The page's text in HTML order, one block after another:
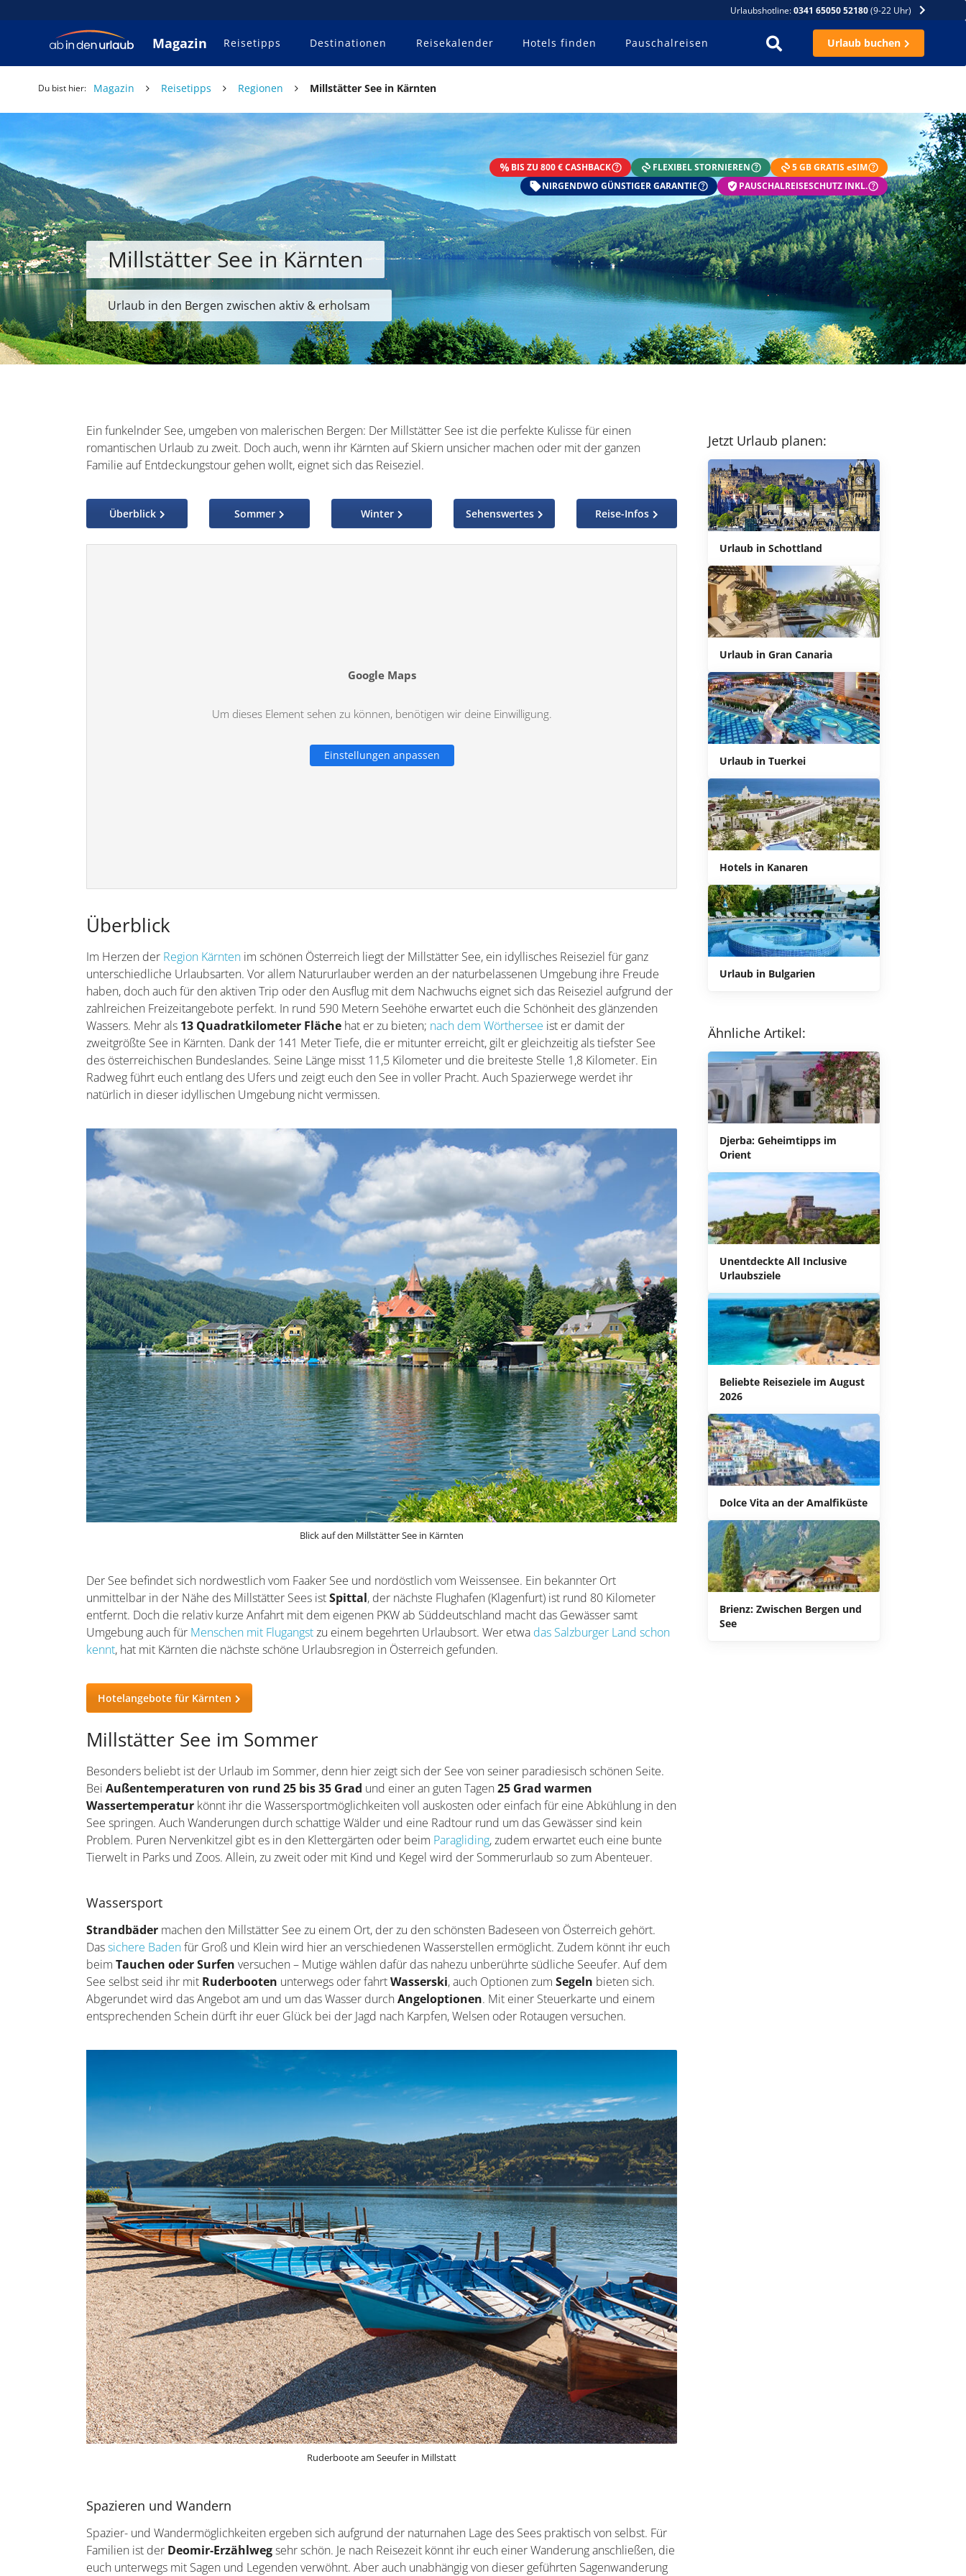
Urlaubshotline:0341 65050 52180(9-22 Uhr)
Magazin Reisetipps Destinationen Reisekalender Hotels finden Pauschalreisen Urlaub buchen
Du bist hier: Magazin Reisetipps Regionen Millstätter See in Kärnten
BIS ZU 800 € CASHBACK FLEXIBEL STORNIEREN
5 GB GRATIS eSIM
NIRGENDWO GÜNSTIGER GARANTIE
PAUSCHALREISESCHUTZ INKL.
Millstätter See in Kärnten
Urlaub in den Bergen zwischen aktiv & erholsam
Ein funkelnder See, umgeben von malerischen Bergen: Der Millstätter See ist die perfekte Kulisse für einen
romantischen Urlaub zu zweit. Doch auch, wenn ihr Kärnten auf Skiern unsicher machen oder mit der ganzen
Familie auf Entdeckungstour gehen wollt, eignet sich das Reiseziel.
Überblick Sommer Winter Sehenswertes Reise-Infos
Google Maps
Um dieses Element sehen zu können, benötigen wir deine Einwilligung.
Einstellungen anpassen
Überblick
Im Herzen der Region Kärnten im schönen Österreich liegt der Millstätter See, ein idyllisches Reiseziel für ganz
unterschiedliche Urlaubsarten. Vor allem Natururlauber werden an der naturbelassenen Umgebung ihre Freude
haben, doch auch für den aktiven Trip oder den Ausflug mit dem Nachwuchs eignet sich das Reiseziel aufgrund der
zahlreichen Freizeitangebote perfekt. In rund 590 Metern Seehöhe erwartet euch die Schönheit des glänzenden
Wassers. Mehr als 13 Quadratkilometer Fläche hat er zu bieten; nach dem Wörthersee ist er damit der
zweitgrößte See in Kärnten. Dank der 141 Meter Tiefe, die er mitunter erreicht, gilt er gleichzeitig als tiefster See
des österreichischen Bundeslandes. Seine Länge misst 11,5 Kilometer und die breiteste Stelle 1,8 Kilometer. Ein
Radweg führt euch entlang des Ufers und zeigt euch den See in voller Pracht. Auch Spazierwege werdet ihr
natürlich in dieser idyllischen Umgebung nicht vermissen.
Blick auf den Millstätter See in Kärnten
Der See befindet sich nordwestlich vom Faaker See und nordöstlich vom Weissensee. Ein bekannter Ort
unmittelbar in der Nähe des Millstätter Sees istSpittal, der nächste Flughafen (Klagenfurt) ist rund 80 Kilometer
entfernt. Doch die relativ kurze Anfahrt mit dem eigenen PKW ab Süddeutschland macht das Gewässer samt
Umgebung auch für Menschen mit Flugangstzu einem begehrten Urlaubsort. Wer etwa das Salzburger Land schon
kennt, hat mit Kärnten die nächste schöne Urlaubsregion in Österreich gefunden.
Hotelangebote für Kärnten
Millstätter See im Sommer
Besonders beliebt ist der Urlaub im Sommer, denn hier zeigt sich der See von seiner paradiesisch schönen Seite.
BeiAußentemperaturen von rund 25 bis 35 Grad und einer an guten Tagen25 Grad warmen
Wassertemperatur könnt ihr die Wassersportmöglichkeiten voll auskosten oder einfach für eine Abkühlung in den
See springen. Auch Wanderungen durch schattige Wälder und eine Radtour rund um das Gewässer sind kein
Problem. Puren Nervenkitzel gibt es in den Klettergärten oder beim Paragliding, zudem erwartet euch eine bunte
Tierwelt in Parks und Zoos. Allein, zu zweit oder mit Kind und Kegel wird der Sommerurlaub so zum Abenteuer.
Wassersport
Strandbäder machen den Millstätter See zu einem Ort, der zu den schönsten Badeseen von Österreich gehört.
Dassichere Badenfür Groß und Klein wird hier an verschiedenen Wasserstellen ermöglicht. Zudem könnt ihr euch
beimTauchen oder Surfen versuchen – Mutige wählen dafür das nahezu unberührte südliche Seeufer. Auf dem
See selbst seid ihr mit Ruderbooten unterwegs oder fahrtWasserski, auch Optionen zumSegeln bieten sich.
Abgerundet wird das Angebot am und um das Wasser durchAngeloptionen. Mit einer Steuerkarte und einem
entsprechenden Schein dürft ihr euer Glück bei der Jagd nach Karpfen, Welsen oder Rotaugen versuchen.
Ruderboote am Seeufer in Millstatt
Spazieren und Wandern
Spazier- und Wandermöglichkeiten ergeben sich aufgrund der naturnahen Lage des Sees praktisch von selbst. Für
Familien ist der Deomir-Erzählwegsehr schön. Je nach Reisezeit könnt ihr euch einer Wanderung anschließen, die
euch unterwegs mit Sagen und Legenden verwöhnt. Aber auch unabhängig von dieser geführten Sagenwanderung
Jetzt Urlaub planen:
Urlaub in Schottland
Urlaub in Gran Canaria
Urlaub in Tuerkei
Hotels in Kanaren
Urlaub in Bulgarien
Ähnliche Artikel:
Djerba: Geheimtipps im
Orient
Unentdeckte All Inclusive
Urlaubsziele
Beliebte Reiseziele im August
2026
Dolce Vita an der Amalfiküste
Brienz: Zwischen Bergen und
See